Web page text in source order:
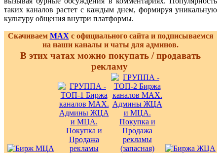
таких каналов растет с каждым днем, формируя уникальную
культуру общения внутри платформы.
Скачиваем MAX с официального сайта и подписываемся
на наши каналы и чаты для админов.
В этих чатах можно покупать / продавать
рекламу